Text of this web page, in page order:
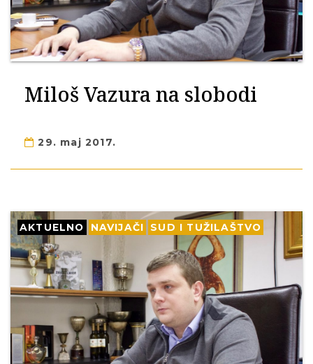
Miloš Vazura na slobodi
29. maj 2017.
AKTUELNO NAVIJAČI SUD I TUŽILAŠTVO